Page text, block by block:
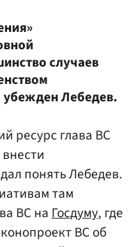
случаев
убежден Лебедев.
ресурс глава ВС
понять Лебедев.
там
ВС наГосдуму, где
ВС об